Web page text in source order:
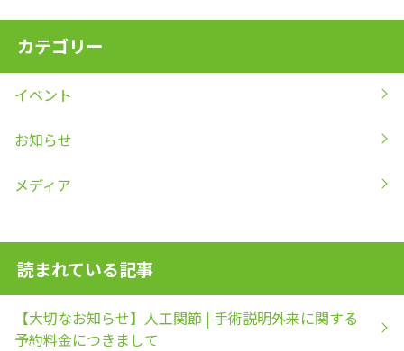
カテゴリー
イベント
お知らせ
メディア
読まれている記事
【大切なお知らせ】人工関節 | 手術説明外来に関する
予約料金につきまして